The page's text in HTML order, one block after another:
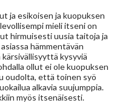
ja esikoisen ja kuopuksen
mieli itseni on
hirmuisesti uusia taitoja ja
hämmentävän
kysyviä
ollut ei ole kuopuksen
oudolta, että toinen syö
alkavia suujumppia.
myös itsenäisesti.